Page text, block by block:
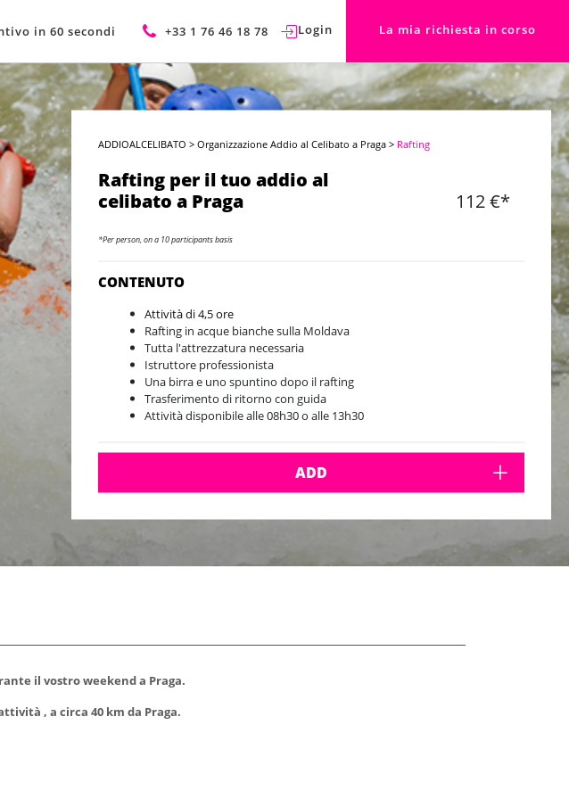
in 60 secondi +33 1 76 46 18 78 Login La mia richiesta in corso
ADDIOALCELIBATO >Organizzazione Addio al Celibato a Praga > Rafting
Rafting per il tuo addio al
celibato a Praga
112 €*
*Per person, on a 10 participants basis
CONTENUTO
Attività di 4,5 ore
Rafting in acque bianche sulla Moldava
Tutta l'attrezzatura necessaria
Istruttore professionista
Una birra e uno spuntino dopo il rafting
Trasferimento di ritorno con guida
Attività disponibile alle 08h30 o alle 13h30
ADD
il vostro weekend a Praga.
, a circa 40 km da Praga.